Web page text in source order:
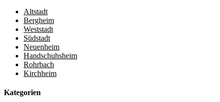
Altstadt
Bergheim
Weststadt
Südstadt
Neuenheim
Handschuhsheim
Rohrbach
Kirchheim
Kategorien